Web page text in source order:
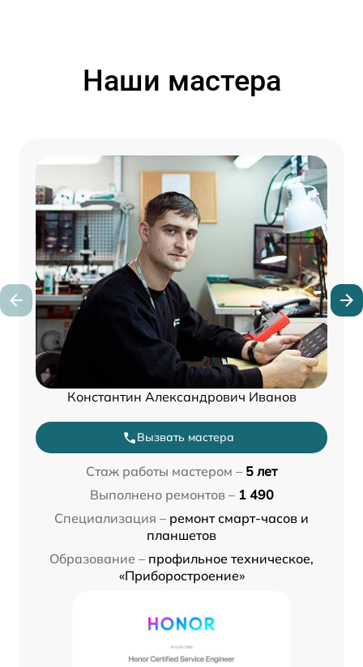
Наши мастера
Константин Александрович Иванов
Вызвать мастера
Стаж работы мастером – 5 лет
Выполнено ремонтов – 1 490
Специализация – ремонт смарт-часов и
планшетов
Образование – профильное техническое,
«Приборостроение»